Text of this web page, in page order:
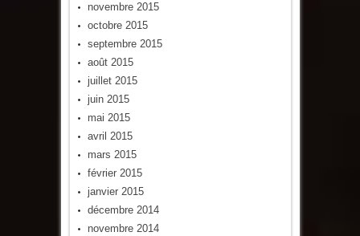
novembre 2015
octobre 2015
septembre 2015
août 2015
juillet 2015
juin 2015
mai 2015
avril 2015
mars 2015
février 2015
janvier 2015
décembre 2014
novembre 2014